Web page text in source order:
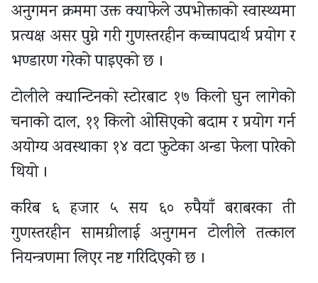
अनुगमन क्रममा उक्त क्याफेले उपभोक्ताको स्वास्थ्यमा
प्रत्यक्ष असर पुग्ने गरी गुणस्तरहीन कच्चापदार्थ प्रयोग र
भण्डारण गरेको पाइएको छ ।
टोलीले क्यान्टिनको स्टोरबाट १७ किलो घुन लागेको
चनाको दाल, ११ किलो ओसिएको बदाम र प्रयोग गर्न
अयोग्य अवस्थाका १४ वटा फुटेका अन्डा फेला पारेको
थियो ।
करिब ६ हजार ५ सय ६० रुपैयाँ बराबरका ती
गुणस्तरहीन सामग्रीलाई अनुगमन टोलीले तत्काल
नियन्त्रणमा लिएर नष्ट गरिदिएको छ ।